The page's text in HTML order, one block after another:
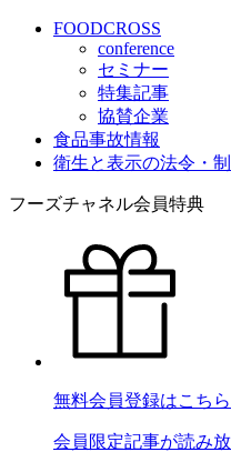
FOODCROSS
conference
セミナー
特集記事
協賛企業
食品事故情報
衛生と表示の法令・
フーズチャネル会員特典
無料会員登録はこちら
会員限定記事が読み